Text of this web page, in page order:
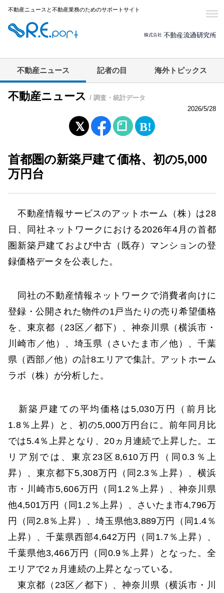
不動産ニュースと不動産業務のためのサポートサイト
不動産ニュース 記者の目 海外トピックス
不動産ニュース / 調査・統計データ
2026/5/28
首都圏の新築戸建て価格、初の5,000
万円台
不動産情報サービスのアットホーム（株）は28
日、同社ネットワークにおける2026年4月の首都
圏新築戸建ておよび中古（既存）マンションの登
録価格データを公表した。
同社の不動産情報ネットワークで消費者向けに
登録・公開された物件の1戸当たりの売り希望価格
を、東京都（23区／都下）、神奈川県（横浜市・
川崎市／他）、埼玉県（さいたま市／他）、千葉
県（西部／他）の計8エリアで集計。アットホーム
ラボ（株）が分析した。
新築戸建ての平均価格は5,030万円（前月比
1.8％上昇）と、初の5,000万円台に。前年同月比
では5.4％上昇となり、20ヵ月連続で上昇した。エ
リア別では、東京23区8,610万円（同0.3％上
昇）、東京都下5,308万円（同2.3％上昇）、横浜
市・川崎市5,606万円（同1.2％上昇）、神奈川県
他4,501万円（同1.2％上昇）、さいたま市4,796万
円（同2.8％上昇）、埼玉県他3,889万円（同1.4％
上昇）、千葉県西部4,642万円（同1.7％上昇）、
千葉県他3,466万円（同0.9％上昇）となった。全
エリアで2ヵ月連続の上昇となっている。
東京都（23区／都下）、神奈川県（横浜市・川